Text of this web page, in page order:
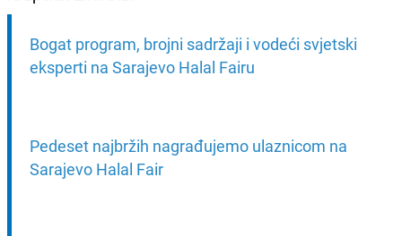
Bogat program, brojni sadržaji i vodeći svjetski
eksperti na Sarajevo Halal Fairu
Pedeset najbržih nagrađujemo ulaznicom na
Sarajevo Halal Fair